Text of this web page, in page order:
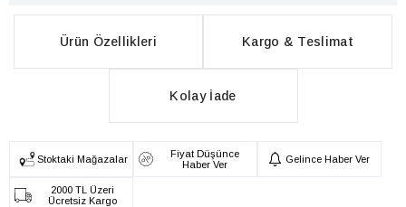
Ürün Özellikleri Kargo & Teslimat
Kolay İade
Stoktaki Mağazalar
Fiyat Düşünce
Haber Ver
Gelince Haber Ver
2000 TL Üzeri
Ücretsiz Kargo